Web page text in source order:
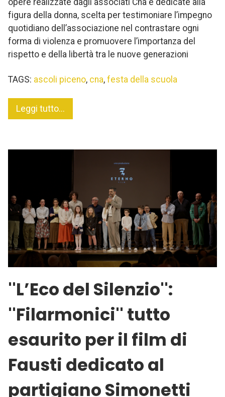
opere realizzate dagli associati Cna e dedicate alla
figura della donna, scelta per testimoniare l’impegno
quotidiano dell’associazione nel contrastare ogni
forma di violenza e promuovere l’importanza del
rispetto e della libertà tra le nuove generazioni
TAGS: ascoli piceno, cna, festa della scuola
Leggi tutto...
''L’Eco del Silenzio'':
''Filarmonici'' tutto
esaurito per il film di
Fausti dedicato al
partigiano Simonetti